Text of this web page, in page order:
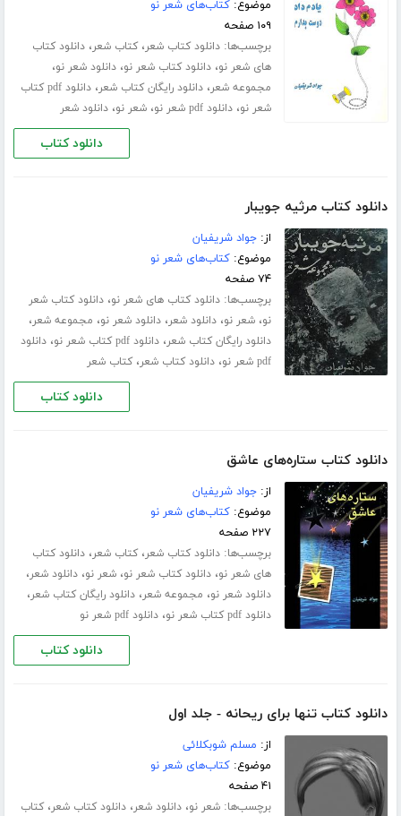
موضوع:کتاب‌های شعر نو
۱۰۹ صفحه
برچسب‌ها:دانلود کتاب شعر،کتاب شعر،دانلود کتاب
های شعر نو،دانلود کتاب شعر نو،دانلود شعر نو،
مجموعه شعر،دانلود رایگان کتاب شعر،
دانلود pdf کتاب
شعر نو،دانلود pdf شعر نو ،شعر نو،دانلود شعر
دانلود کتاب
دانلود کتاب مرثیه جویبار
از:جواد شریفیان
موضوع:کتاب‌های شعر نو
۷۴ صفحه
برچسب‌ها:دانلود کتاب های شعر نو،دانلود کتاب شعر
نو،شعر نو،دانلود شعر،دانلود شعر نو، مجموعه شعر،
دانلود رایگان کتاب شعر،دانلود pdf کتاب شعر نو ،دانلود
pdf شعر نو
،دانلود کتاب شعر،کتاب شعر
دانلود کتاب
دانلود کتاب ستاره‌های عاشق
از:جواد شریفیان
موضوع:کتاب‌های شعر نو
۲۲۷ صفحه
برچسب‌ها:دانلود کتاب شعر،کتاب شعر،دانلود کتاب
های شعر نو،دانلود کتاب شعر نو،شعر نو،دانلود شعر،
دانلود شعر نو، مجموعه شعر،دانلود رایگان کتاب شعر،
دانلود pdf کتاب شعر نو ،دانلود pdf شعر نو
دانلود کتاب
دانلود کتاب تنها برای ریحانه - جلد اول
از: مسلم شوبکلائی
موضوع:کتاب‌های شعر نو
۴۱ صفحه
برچسب‌ها:شعر نو،دانلود شعر،دانلود کتاب شعر،کتاب